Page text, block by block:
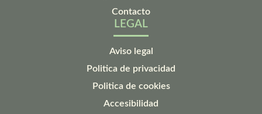
Contacto
LEGAL
Aviso legal
Politica de privacidad
Politica de cookies
Accesibilidad